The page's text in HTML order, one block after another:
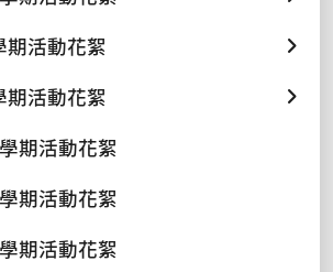
活動花絮
活動花絮
期活動花絮
期活動花絮
期活動花絮